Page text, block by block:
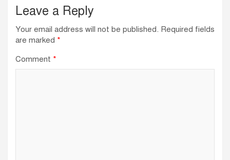
Leave a Reply
Your email address will not be published. Required fields
are marked *
Comment *